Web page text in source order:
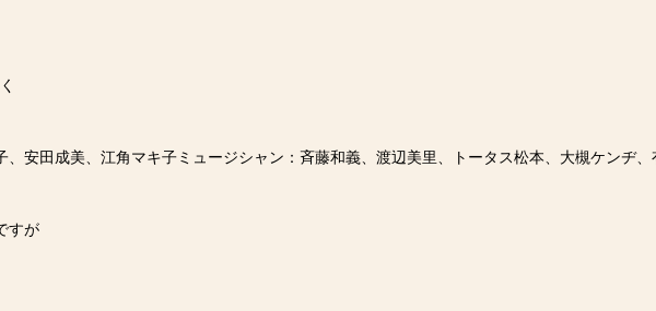
安田成美、江角マキ子ミュージシャン：斉藤和義、渡辺美里、トータス松本、大槻ケンヂ
すが